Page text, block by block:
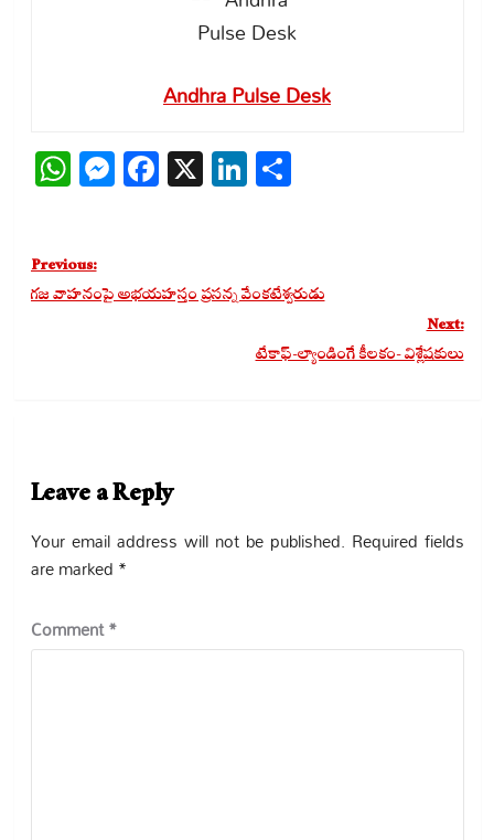
Andhra Pulse Desk
WhatsApp
Messenger
Facebook
X LinkedIn
Share
Post
navigation
Previous:
గజ వాహనంపై అభయహస్తం ప్రసన్న వేంకటేశ్వరుడు
Next:
టేకాఫ్-ల్యాండింగే కీలకం- విశ్లేషకులు
Leave a Reply
Your email address will not be published. Required fields
are marked *
Comment*